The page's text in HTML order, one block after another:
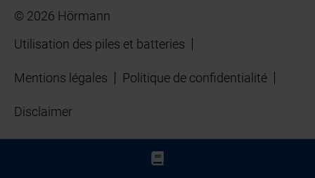
© 2026 Hörmann
Utilisation des piles et batteries
Mentions légales Politique de confidentialité
Disclaimer